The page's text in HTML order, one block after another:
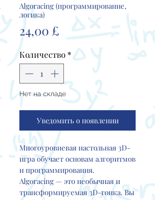
Algoracing (программирование,
логика)
24,00 £ Цена
Количество *
Нет на складе
Уведомить о появлении
Многоуровневая настольная 3D-
игра обучает основам алгоритмов
и программирования.
Algoracing — это необычная и
трансформируемая 3D-гонка. Вы